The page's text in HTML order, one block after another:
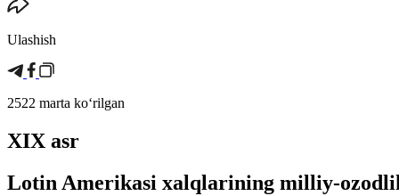
Ulashish
2522 marta koʻrilgan
XIX asr
Lotin Amerikasi xalqlarining milliy-